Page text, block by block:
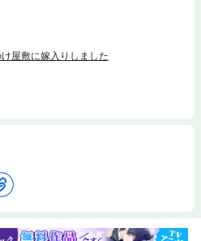
屋敷に嫁入りしました